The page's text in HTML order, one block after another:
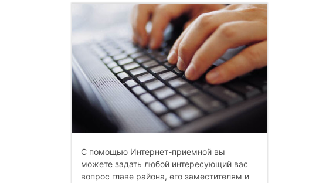
С помощью Интернет-приемной вы
можете задать любой интересующий вас
вопрос главе района, его заместителям и